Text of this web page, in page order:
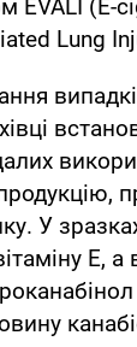
EVALI (E-
Lung
У
Е,